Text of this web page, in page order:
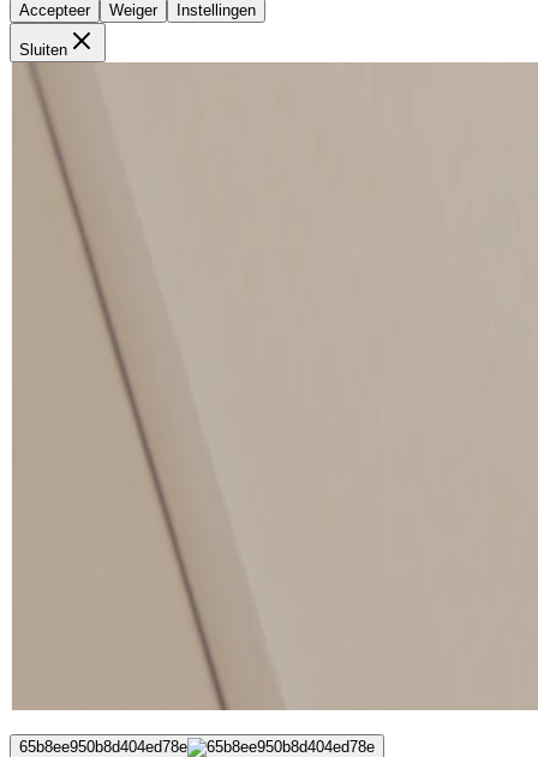
Accepteer Weiger Instellingen
Sluiten
65b8ee950b8d404ed78e